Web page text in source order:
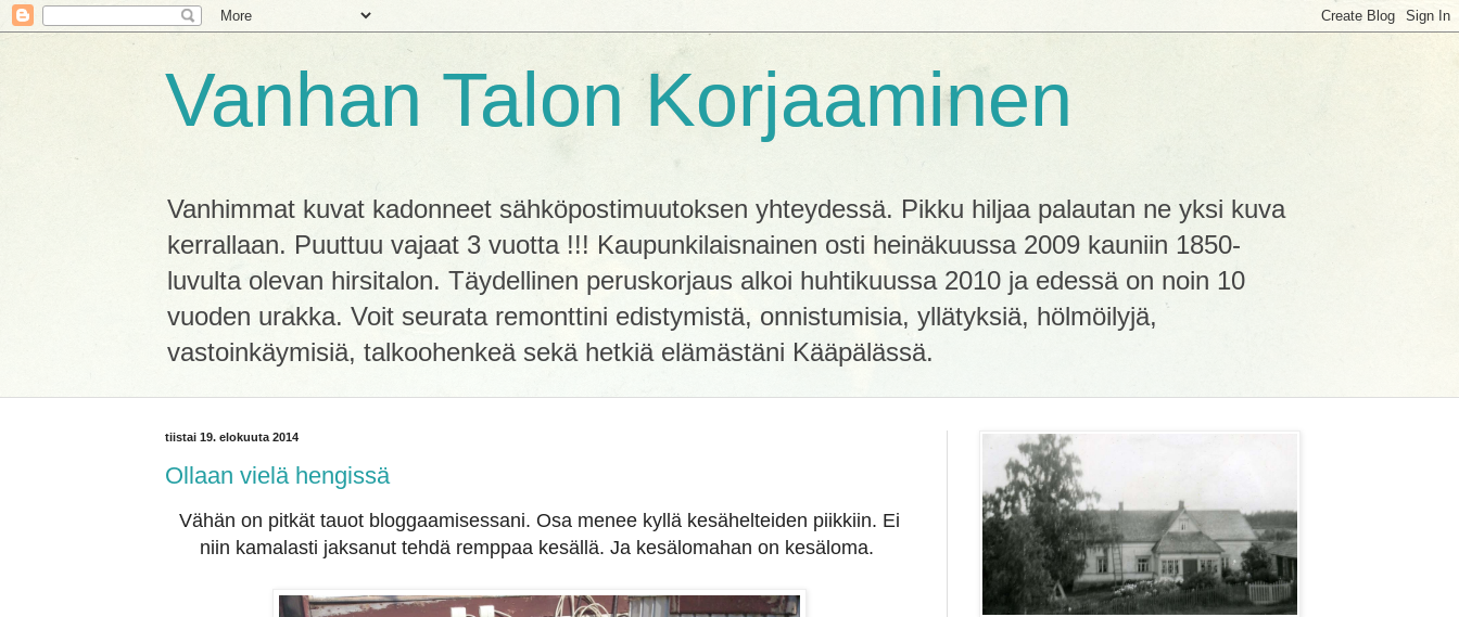
Vanhan Talon Korjaaminen
Vanhimmat kuvat kadonneet sähköpostimuutoksen yhteydessä. Pikku hiljaa palautan ne yksi kuva
kerrallaan. Puuttuu vajaat 3 vuotta !!! Kaupunkilaisnainen osti heinäkuussa 2009 kauniin 1850-
luvulta olevan hirsitalon. Täydellinen peruskorjaus alkoi huhtikuussa 2010 ja edessä on noin 10
vuoden urakka. Voit seurata remonttini edistymistä, onnistumisia, yllätyksiä, hölmöilyjä,
vastoinkäymisiä, talkoohenkeä sekä hetkiä elämästäni Kääpälässä.
tiistai 19. elokuuta 2014
Ollaan vielä hengissä
Vähän on pitkät tauot bloggaamisessani. Osa menee kyllä kesähelteiden piikkiin. Ei
niin kamalasti jaksanut tehdä remppaa kesällä. Ja kesälomahan on kesäloma.